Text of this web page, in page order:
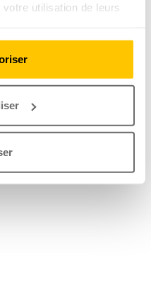
utilisation de leurs